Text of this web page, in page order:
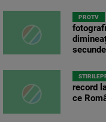
PROTV
record
ce